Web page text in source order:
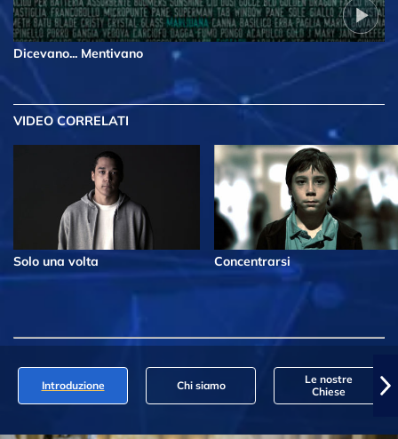
Dicevano... Mentivano
VIDEO CORRELATI
Solo una volta Concentrarsi
Introduzione Chi siamo
Le nostre
Chiese